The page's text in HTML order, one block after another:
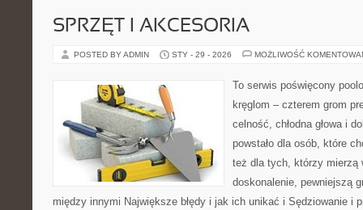
SPRZĘT I AKCESORIA
POSTED BY ADMIN STY - 29 - 2026 MOŻLIWOŚĆ
To serwis poświęcony
kręglom – czterem grom
celność, chłodna głowa i
powstało dla osób, które
też dla tych, którzy mierzą
doskonalenie, pewniejszą
między innymi Największe błędy i jak ich unikać i Sędziowanie i